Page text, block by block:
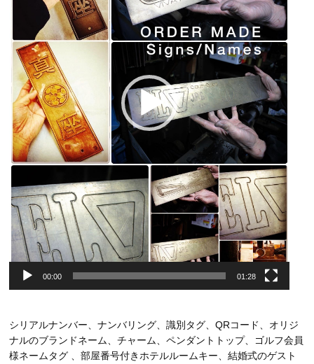
00:00 01:28
シリアルナンバー、ナンバリング、識別タグ、QRコード、オリジ
ナルのブランドネーム、チャーム、ペンダントトップ、ゴルフ会員
様ネームタグ 、部屋番号付きホテルルームキー、結婚式のゲスト